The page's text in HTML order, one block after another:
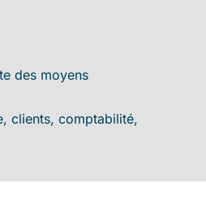
des moyens
clients, comptabilité,